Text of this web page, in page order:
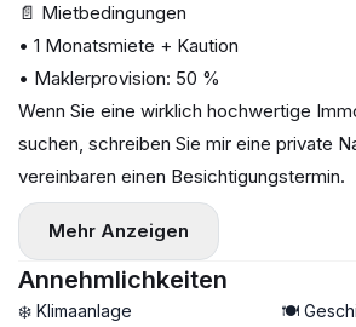
📄 Mietbedingungen
• 1 Monatsmiete + Kaution
• Maklerprovision: 50 %
Wenn Sie eine wirklich hochwertige
suchen, schreiben Sie mir eine private
vereinbaren einen Besichtigungstermin.
Mehr Anzeigen
Annehmlichkeiten
❄️ Klimaanlage 🍽️